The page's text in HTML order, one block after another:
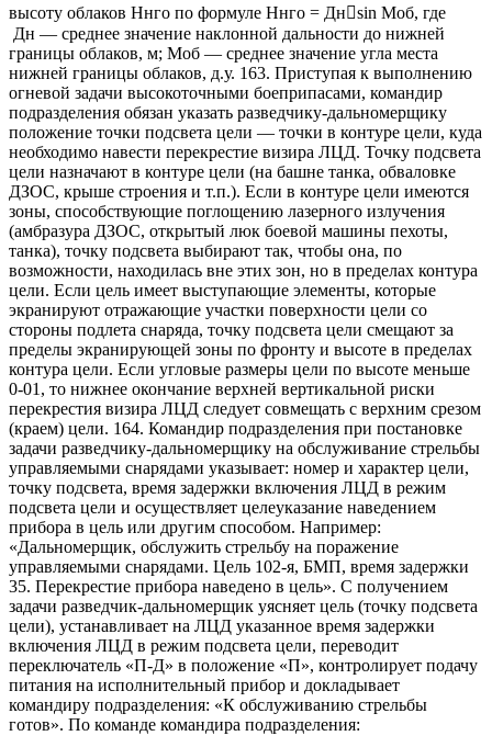
высоту облаков Ннго по формуле Hнго = Днsin Mоб, где
Дн — среднее значение наклонной дальности до нижней
границы облаков, м; Моб — среднее значение угла места
нижней границы облаков, д.у. 163. Приступая к выполнению
огневой задачи высокоточными боеприпасами, командир
подразделения обязан указать разведчику-дальномерщику
положение точки подсвета цели — точки в контуре цели, куда
необходимо навести перекрестие визира ЛЦД. Точку подсвета
цели назначают в контуре цели (на башне танка, обваловке
ДЗОС, крыше строения и т.п.). Если в контуре цели имеются
зоны, способствующие поглощению лазерного излучения
(амбразура ДЗОС, открытый люк боевой машины пехоты,
танка), точку подсвета выбирают так, чтобы она, по
возможности, находилась вне этих зон, но в пределах контура
цели. Если цель имеет выступающие элементы, которые
экранируют отражающие участки поверхности цели со
стороны подлета снаряда, точку подсвета цели смещают за
пределы экранирующей зоны по фронту и высоте в пределах
контура цели. Если угловые размеры цели по высоте меньше
0-01, то нижнее окончание верхней вертикальной риски
перекрестия визира ЛЦД следует совмещать с верхним срезом
(краем) цели. 164. Командир подразделения при постановке
задачи разведчику-дальномерщику на обслуживание стрельбы
управляемыми снарядами указывает: номер и характер цели,
точку подсвета, время задержки включения ЛЦД в режим
подсвета цели и осуществляет целеуказание наведением
прибора в цель или другим способом. Например:
«Дальномерщик, обслужить стрельбу на поражение
управляемыми снарядами. Цель 102-я, БМП, время задержки
35. Перекрестие прибора наведено в цель». С получением
задачи разведчик-дальномерщик уясняет цель (точку подсвета
цели), устанавливает на ЛЦД указанное время задержки
включения ЛЦД в режим подсвета цели, переводит
переключатель «П-Д» в положение «П», контролирует подачу
питания на исполнительный прибор и докладывает
командиру подразделения: «К обслуживанию стрельбы
готов». По команде командира подразделения: